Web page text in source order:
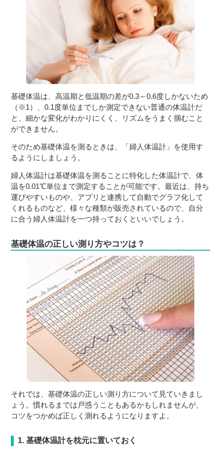
基礎体温は、高温期と低温期の差が0.3～0.6度しかないため
（※1）、0.1度単位までしか測定できない普通の体温計だ
と、細かな変化がわかりにくく、リズムをうまく掴むこと
ができません。
そのため基礎体温を測るときは、「婦人体温計」を使用す
るようにしましょう。
婦人体温計は基礎体温を測ることに特化した体温計で、体
温を0.01℃単位まで測定することが可能です。最近は、持ち
運びやすいものや、アプリと連携して自動でグラフ化して
くれるものなど、様々な種類が販売されているので、自分
に合う婦人体温計を一つ持っておくといいでしょう。
基礎体温の正しい測り方やコツは？
それでは、基礎体温の正しい測り方について見ていきまし
ょう。慣れるまでは戸惑うこともあるかもしれませんが、
コツをつかめば正しく測れるようになりますよ。
1. 基礎体温計を枕元に置いておく